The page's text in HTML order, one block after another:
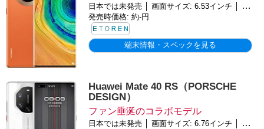
日本では未発売 │ 画面サイズ: 6.53インチ │ バッテリー: 4500mAh │ OS: Android 10
発売時価格: 約-円
端末情報・スペックを見る
Huawei Mate 40 RS（PORSCHE
DESIGN）
ファン垂涎のコラボモデル
日本では未発売 │ 画面サイズ: 6.76インチ │ バッテリー: 4400mAh │ OS: Android 10